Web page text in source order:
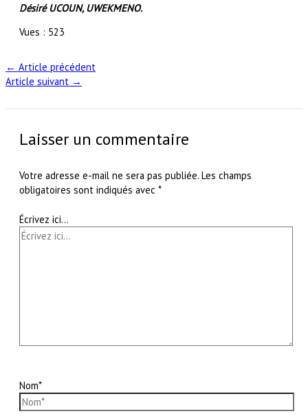
Désiré UCOUN, UWEKMENO.
Vues : 523
← Article précédent
Article suivant →
Laisser un commentaire
Votre adresse e-mail ne sera pas publiée. Les champs
obligatoires sont indiqués avec *
Écrivez ici…
Nom*